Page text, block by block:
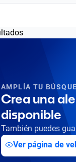
AMPLÍA TU
Crea una
disponible
También puedes
Ver página de